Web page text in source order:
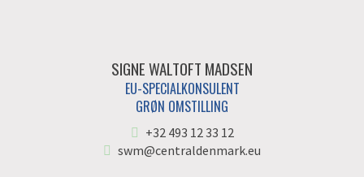
SIGNE WALTOFT MADSEN
EU-SPECIALKONSULENT
GRØN OMSTILLING
+32 493 12 33 12
swm@centraldenmark.eu